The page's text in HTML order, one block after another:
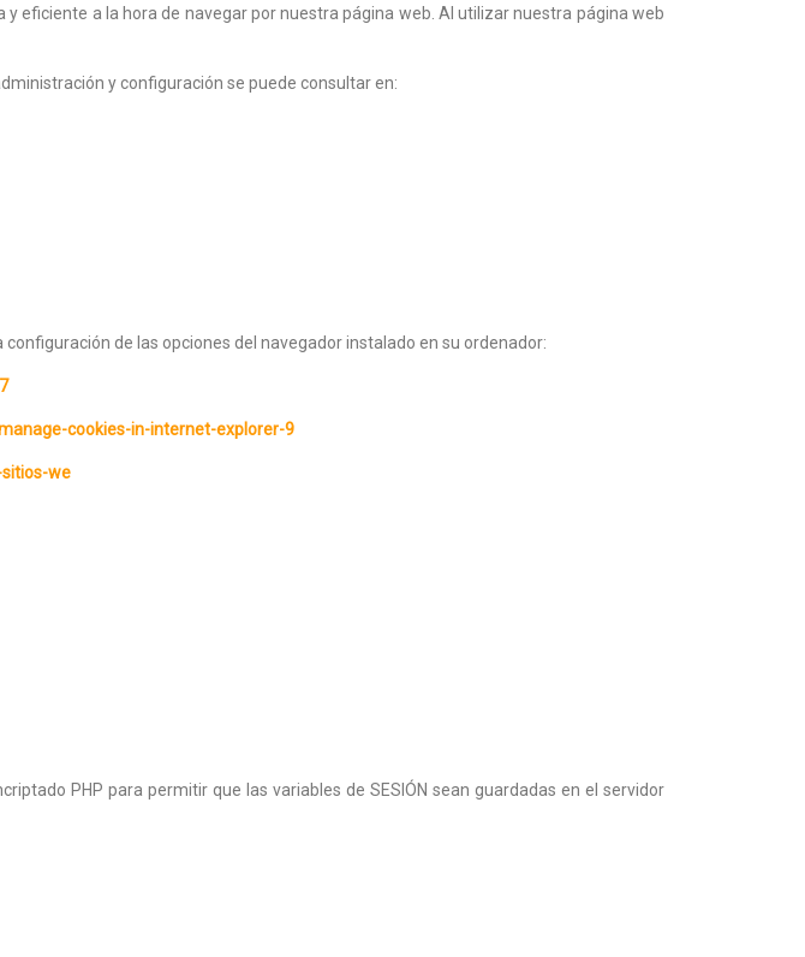
a la hora de navegar por nuestra página web. Al utilizar nuestra página web
y configuración se puede consultar en:
de las opciones del navegador instalado en su ordenador:
cookies-in-internet-explorer-9
we
PHP para permitir que las variables de SESIÓN sean guardadas en el servidor